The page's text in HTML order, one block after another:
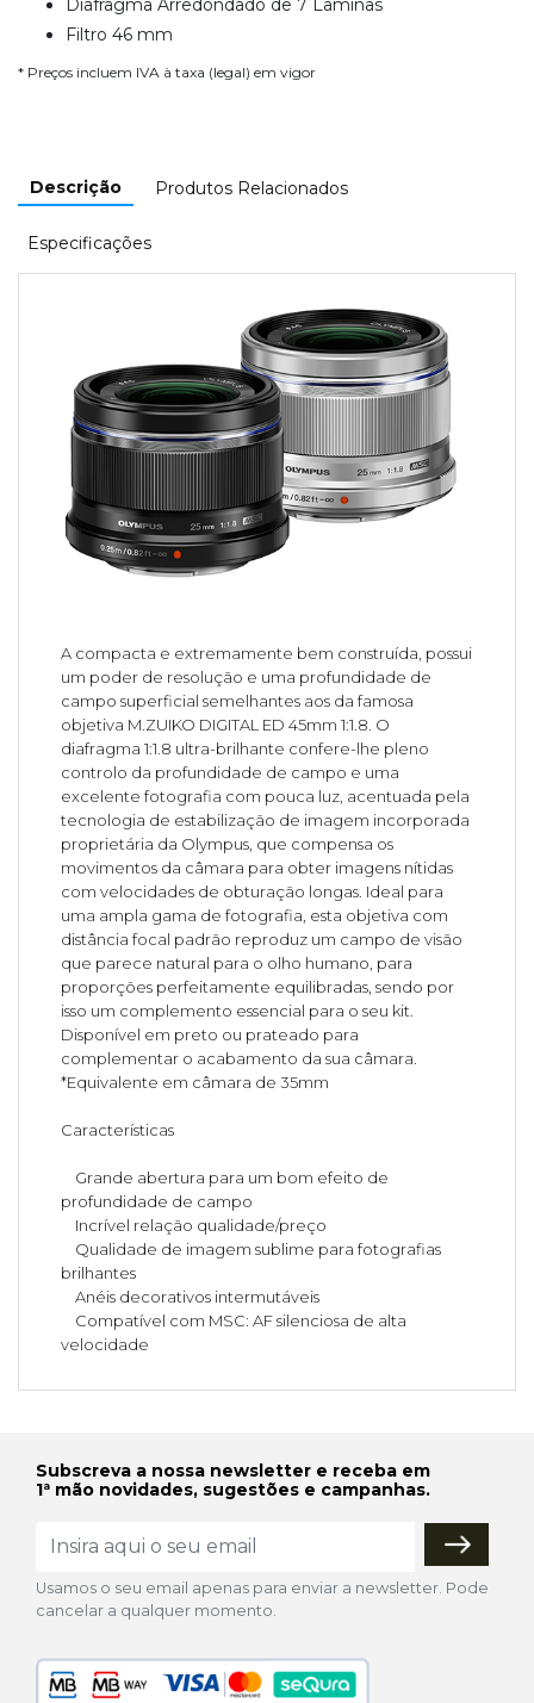
Diafragma Arredondado de 7 Lâminas
Filtro 46 mm
* Preços incluem IVA à taxa (legal) em vigor
Descrição Produtos Relacionados
Especificações
A compacta e extremamente bem construída, possui
um poder de resolução e uma profundidade de
campo superficial semelhantes aos da famosa
objetiva M.ZUIKO DIGITAL ED 45mm 1:1.8. O
diafragma 1:1.8 ultra-brilhante confere-lhe pleno
controlo da profundidade de campo e uma
excelente fotografia com pouca luz, acentuada pela
tecnologia de estabilização de imagem incorporada
proprietária da Olympus, que compensa os
movimentos da câmara para obter imagens nítidas
com velocidades de obturação longas. Ideal para
uma ampla gama de fotografia, esta objetiva com
distância focal padrão reproduz um campo de visão
que parece natural para o olho humano, para
proporções perfeitamente equilibradas, sendo por
isso um complemento essencial para o seu kit.
Disponível em preto ou prateado para
complementar o acabamento da sua câmara.
*Equivalente em câmara de 35mm
Características
Grande abertura para um bom efeito de
profundidade de campo
Incrível relação qualidade/preço
Qualidade de imagem sublime para fotografias
brilhantes
Anéis decorativos intermutáveis
Compatível com MSC: AF silenciosa de alta
velocidade
Subscreva a nossa newsletter e receba em
1ª mão novidades, sugestões e campanhas.
Usamos o seu email apenas para enviar a newsletter. Pode
cancelar a qualquer momento.